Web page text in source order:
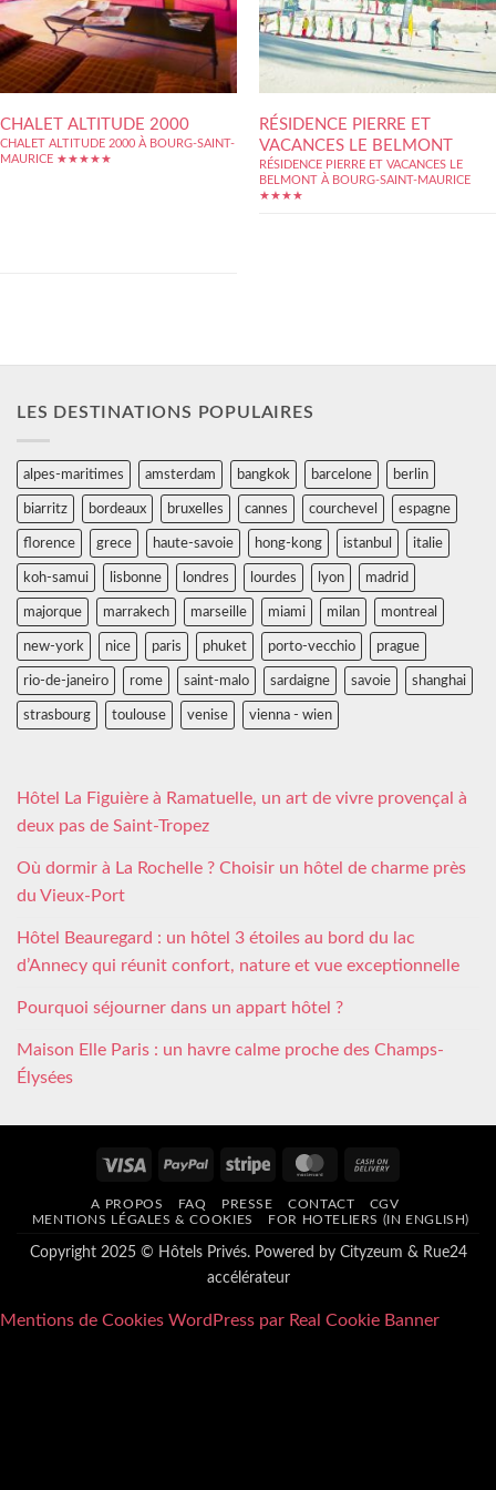
CHALET ALTITUDE 2000
CHALET ALTITUDE 2000 À BOURG-SAINT-
MAURICE ★★★★★
RÉSIDENCE PIERRE ET
VACANCES LE BELMONT
RÉSIDENCE PIERRE ET VACANCES LE
BELMONT À BOURG-SAINT-MAURICE
★★★★
LES DESTINATIONS POPULAIRES
alpes-maritimes amsterdam bangkok barcelone berlin
biarritz bordeaux bruxelles cannes courchevel espagne
florence grece haute-savoie hong-kong istanbul italie
koh-samui lisbonne londres lourdes lyon madrid
majorque marrakech marseille miami milan montreal
new-york nice paris phuket porto-vecchio prague
rio-de-janeiro rome saint-malo sardaigne savoie shanghai
strasbourg toulouse venise vienna - wien
Hôtel La Figuière à Ramatuelle, un art de vivre provençal à
deux pas de Saint-Tropez
Où dormir à La Rochelle ? Choisir un hôtel de charme près
du Vieux-Port
Hôtel Beauregard : un hôtel 3 étoiles au bord du lac
d’Annecy qui réunit confort, nature et vue exceptionnelle
Pourquoi séjourner dans un appart hôtel ?
Maison Elle Paris : un havre calme proche des Champs-
Élysées
Visa PayPal Stripe MasterCard
Delivery
A PROPOS FAQ PRESSE CONTACT
CGV
MENTIONS LÉGALES & COOKIES
FOR HOTELIERS (IN ENGLISH)
Copyright 2025 © Hôtels Privés. Powered by Cityzeum & Rue24
accélérateur
Mentions de Cookies WordPress par Real Cookie Banner